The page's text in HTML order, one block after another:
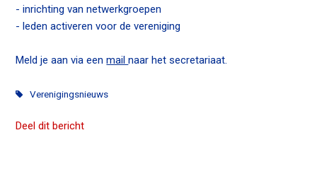
- inrichting van netwerkgroepen
- leden activeren voor de vereniging
Meld je aan via eenmailnaar het secretariaat.
Verenigingsnieuws
Deel dit bericht